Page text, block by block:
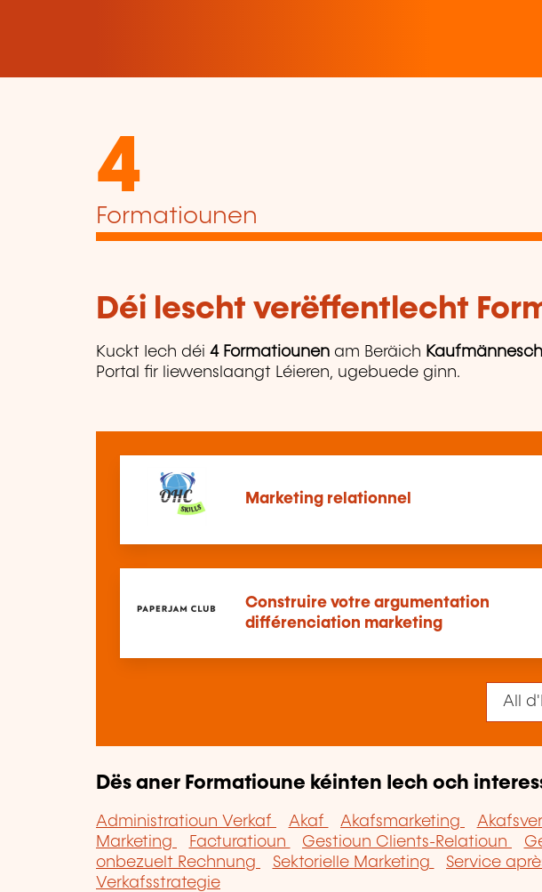
4
Formatiounen
Déi lescht verëffentlecht
Kuckt Iech déi 4 Formatiounen am Beräich
Portal fir liewenslaangt Léieren, ugebuede ginn.
Marketing relationnel
Construire votre argumentation
différenciation marketing
All
Dës aner Formatioune kéinten Iech och
Administratioun Verkaf Akaf Akafsmarketing
Marketing
Facturatioun Gestioun Clients-Relatioun
onbezuelt Rechnung
Sektorielle Marketing Service
Verkafsstrategie